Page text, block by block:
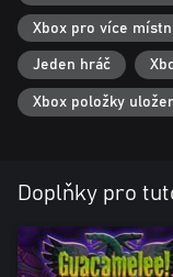
Xbox pro více
Jeden hráč
Xbox položky
Doplňky pro